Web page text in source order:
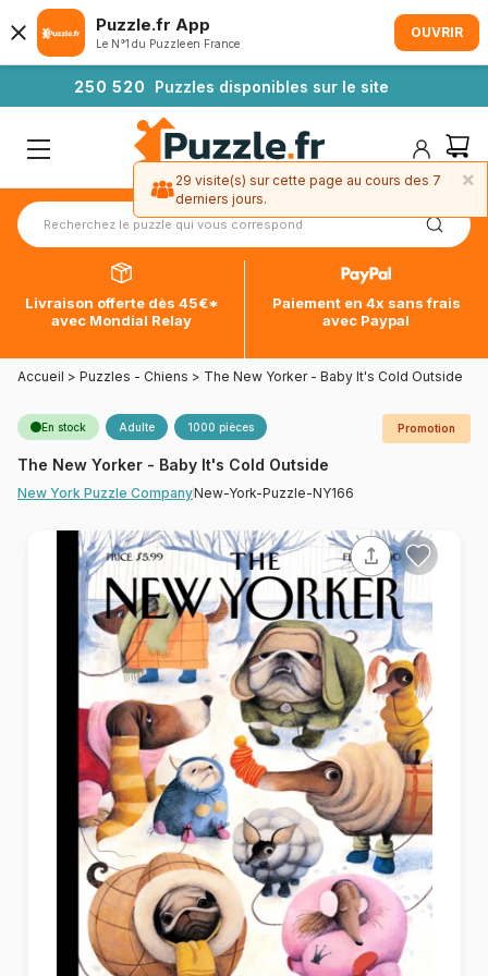
250 520 Puzzles disponibles sur le site
Livraison offerte dès 45€*
avec Mondial Relay
Paiement en 4x sans frais
avec Paypal
Accueil > Puzzles - Chiens > The New Yorker - Baby It's Cold Outside
En stock Adulte 1000 pièces Promotion
The New Yorker - Baby It's Cold Outside
New York Puzzle CompanyNew-York-Puzzle-NY166
Puzzle.fr App
Le N°1 du Puzzle en France
OUVRIR
×
29 visite(s) sur cette page au cours des 7
derniers jours.